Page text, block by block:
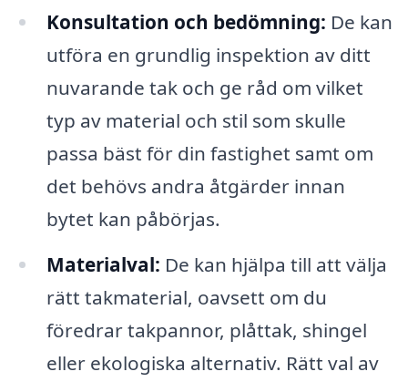
Konsultation och bedömning: De kan
utföra en grundlig inspektion av ditt
nuvarande tak och ge råd om vilket
typ av material och stil som skulle
passa bäst för din fastighet samt om
det behövs andra åtgärder innan
bytet kan påbörjas.
Materialval: De kan hjälpa till att välja
rätt takmaterial, oavsett om du
föredrar takpannor, plåttak, shingel
eller ekologiska alternativ. Rätt val av